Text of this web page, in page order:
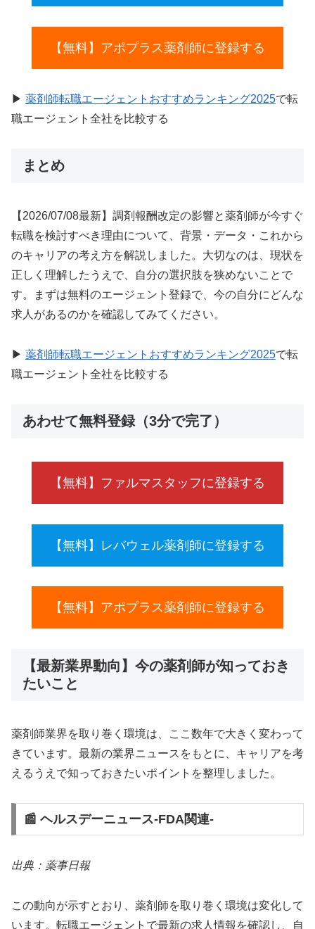
【無料】アポプラス薬剤師に登録する
▶ 薬剤師転職エージェントおすすめランキング2025で転
職エージェント全社を比較する
まとめ
【2026/07/08最新】調剤報酬改定の影響と薬剤師が今すぐ
転職を検討すべき理由について、背景・データ・これから
のキャリアの考え方を解説しました。大切なのは、現状を
正しく理解したうえで、自分の選択肢を狭めないことで
す。まずは無料のエージェント登録で、今の自分にどんな
求人があるのかを確認してみてください。
▶ 薬剤師転職エージェントおすすめランキング2025で転
職エージェント全社を比較する
あわせて無料登録（3分で完了）
【無料】ファルマスタッフに登録する
【無料】レバウェル薬剤師に登録する
【無料】アポプラス薬剤師に登録する
【最新業界動向】今の薬剤師が知っておき
たいこと
薬剤師業界を取り巻く環境は、ここ数年で大きく変わって
きています。最新の業界ニュースをもとに、キャリアを考
えるうえで知っておきたいポイントを整理しました。
📰 ヘルスデーニュース‐FDA関連‐
出典：薬事日報
この動向が示すとおり、薬剤師を取り巻く環境は変化して
います。転職エージェントで最新の求人情報を確認し、自